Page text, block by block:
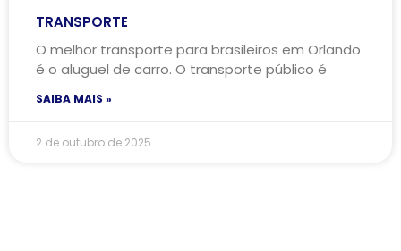
TRANSPORTE
O melhor transporte para brasileiros em Orlando
é o aluguel de carro. O transporte público é
SAIBA MAIS »
2 de outubro de 2025